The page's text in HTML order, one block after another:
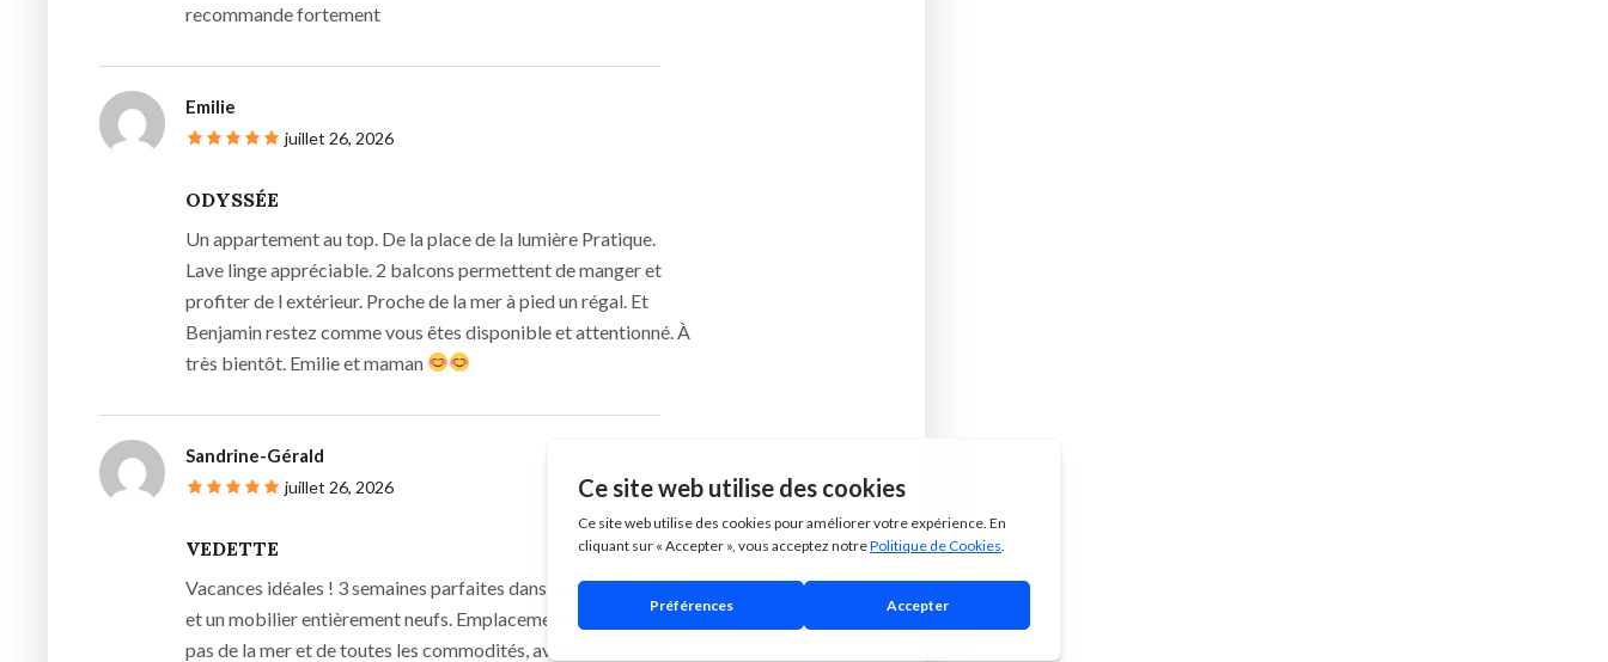
recommande fortement
Emilie
juillet 26, 2026
ODYSSÉE
Un appartement au top. De la place de la lumière Pratique.
Lave linge appréciable. 2 balcons permettent de manger et
profiter de l extérieur. Proche de la mer à pied un régal. Et
Benjamin restez comme vous êtes disponible et attentionné. À
très bientôt. Emilie et maman
Sandrine-Gérald
juillet 26, 2026
VEDETTE
Vacances idéales ! ​3 semaines parfaites dans un appartement
et un mobilier entièrement neufs. Emplacement idéal à deux
pas de la mer et de toutes les commodités, avec en prime le